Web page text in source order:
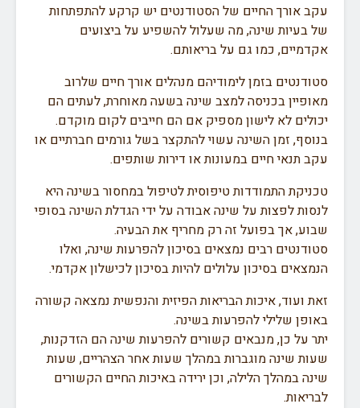
עקב אורך החיים של הסטודנטים יש קרקע להתפתחות
של בעיות שינה, מה שעלול להשפיע על ביצועים
אקדמיים, כמו גם על בריאותם.
סטודנטים בזמן לימודיהם מנהלים אורך חיים שלרוב
מאופיין בכניסה למצב שינה בשעה מאוחרת, לעתים הם
יכולים לא לישון מספיק אם הם חייבים לקום מוקדם.
בנוסף, זמן השינה עשוי להתקצר בשל גורמים חברתיים או
עקב תנאי חיים במעונות או דירות שותפים.
טכניקת התמודדות טיפוסית לטיפול במחסור בשינה היא
לנסות לפצות על שינה אבודה על ידי הגדלת השינה בסופי
שבוע, אך בפועל זה רק מחריף את הבעיה.
סטודנטים רבים נמצאים בסיכון להפרעות שינה, ואלו
הנמצאים בסיכון עלולים להיות בסיכון לכישלון אקדמי.
זאת ועוד, איכות הבריאות הפיזית והנפשית נמצאה קשורה
באופן שלילי להפרעות בשינה.
יתר על כן, מנבאים קשורים להפרעות שינה הם הזדקנות,
שעות שינה מוגברות במהלך שעות אחר הצהריים, שעות
שינה במהלך הלילה, וכן ירידה באיכות החיים הקשורים
לבריאות.